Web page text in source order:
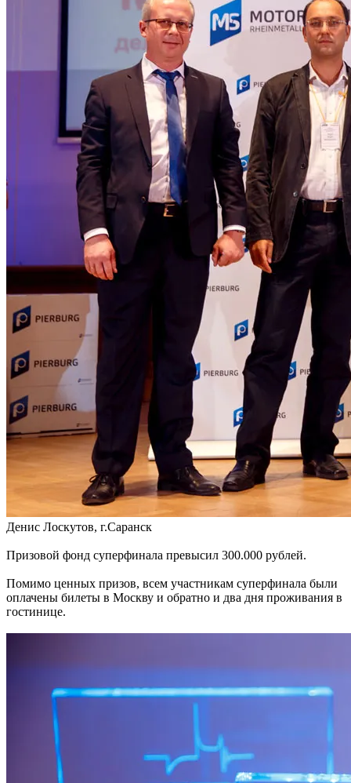
Денис Лоскутов, г.Саранск
Призовой фонд суперфинала превысил 300.000 рублей.
Помимо ценных призов, всем участникам суперфинала были
оплачены билеты в Москву и обратно и два дня проживания в
гостинице.